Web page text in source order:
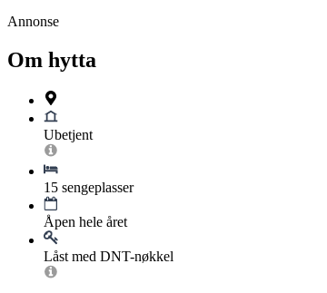
Annonse
Om hytta
Ubetjent
15 sengeplasser
Åpen hele året
Låst med DNT-nøkkel